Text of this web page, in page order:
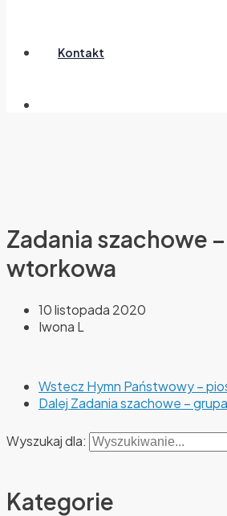
Kontakt
Zadania szachowe
wtorkowa
10 listopada 2020
Iwona L
Wstecz Hymn Państwowy –
Dalej Zadania szachowe –
Wyszukaj dla:
Kategorie